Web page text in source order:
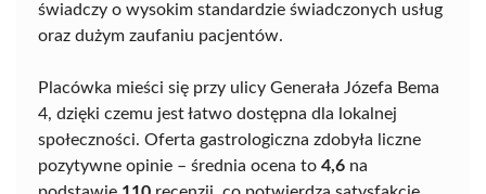
świadczy o wysokim standardzie świadczonych usług
oraz dużym zaufaniu pacjentów.
Placówka mieści się przy ulicy Generała Józefa Bema
4, dzięki czemu jest łatwo dostępna dla lokalnej
społeczności. Oferta gastrologiczna zdobyła liczne
pozytywne opinie – średnia ocena to 4,6 na